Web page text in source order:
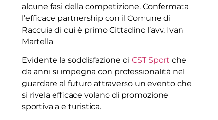
alcune fasi della competizione. Confermata
l’efficace partnership con il Comune di
Raccuia di cui è primo Cittadino l’avv. Ivan
Martella.
Evidente la soddisfazione di CST Sport che
da anni si impegna con professionalità nel
guardare al futuro attraverso un evento che
si rivela efficace volano di promozione
sportiva a e turistica.